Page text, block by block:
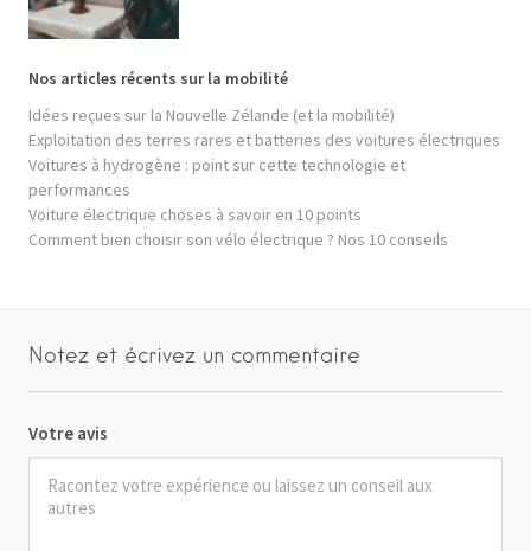
Nos articles récents sur la mobilité
Idées reçues sur la Nouvelle Zélande (et la mobilité)
Exploitation des terres rares et batteries des voitures électriques
Voitures à hydrogène : point sur cette technologie et
performances
Voiture électrique choses à savoir en 10 points
Comment bien choisir son vélo électrique ? Nos 10 conseils
Notez et écrivez un commentaire
Votre avis